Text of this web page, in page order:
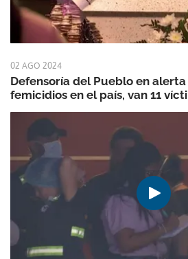
02 AGO 2024
Defensoría del Pueblo en
femicidios en el país, van 11